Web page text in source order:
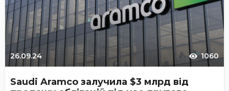
26.09.24 1060
Saudi Aramco залучила $3 млрд від